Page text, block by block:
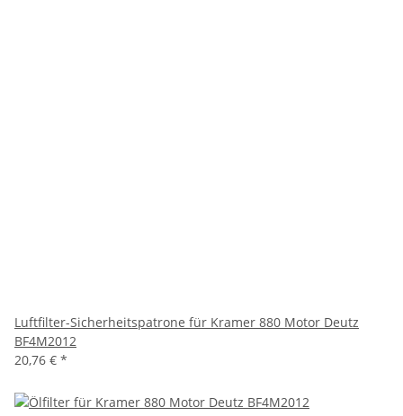
Luftfilter-Sicherheitspatrone für Kramer 880 Motor Deutz
BF4M2012
20,76 € *